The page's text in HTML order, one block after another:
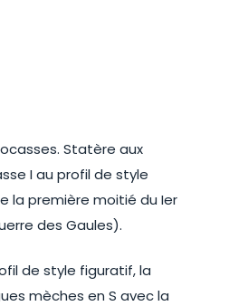
Statère aux
I au profil de style
la première moitié du Ier
des Gaules).
de style figuratif, la
mèches en S avec la